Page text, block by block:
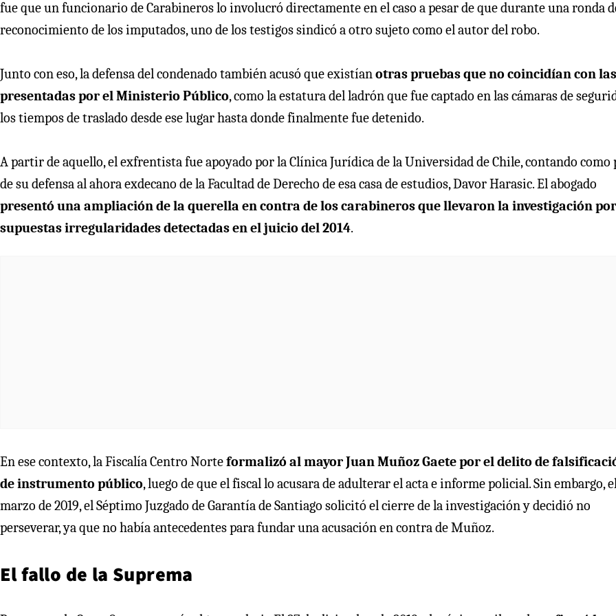
fue que un funcionario de Carabineros lo involucró directamente en el caso a pesar de que durante una ronda
reconocimiento de los imputados, uno de los testigos sindicó a otro sujeto como el autor del robo.
Junto con eso, la defensa del condenado también acusó que existíanotras pruebas que no coincidían con las
presentadas por el Ministerio Público, como la estatura del ladrón que fue captado en las cámaras de
los tiempos de traslado desde ese lugar hasta donde finalmente fue detenido.
A partir de aquello, el exfrentista fue apoyado por la Clínica Jurídica de la Universidad de Chile, contando como
de su defensa al ahora exdecano de la Facultad de Derecho de esa casa de estudios, Davor Harasic. El abogado
presentó una ampliación de la querella en contra de los carabineros que llevaron la investigación por
supuestas irregularidades detectadas en el juicio del 2014.
En ese contexto, la Fiscalía Centro Norteformalizó al mayor Juan Muñoz Gaete por el delito de
de instrumento público, luego de que el fiscal lo acusara de adulterar el acta e informe policial. Sin embargo,
marzo de 2019, el Séptimo Juzgado de Garantía de Santiago solicitó el cierre de la investigación y decidió no
perseverar, ya que no había antecedentes para fundar una acusación en contra de Muñoz.
El fallo de la Suprema